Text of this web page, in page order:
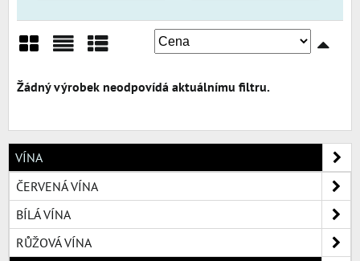
Mřížka
VÍNA
ČERVENÁ VÍNA
BÍLÁ VÍNA
RŮŽOVÁ VÍNA